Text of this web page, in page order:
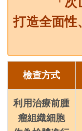
打造全面性
檢查方式
利用治療前腫
瘤組織細胞